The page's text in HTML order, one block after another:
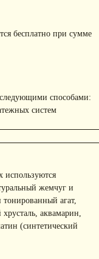
бесплатно при сумме
способами:
систем
используются
жемчуг и
агат,
аквамарин,
(синтетический